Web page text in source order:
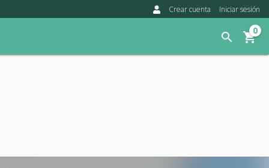
Crear cuenta Iniciar sesión
0